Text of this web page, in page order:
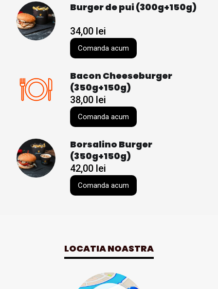
Burger de pui (300g+150g)
34,00 lei
Comanda acum
Bacon Cheeseburger
(350g+150g)
38,00 lei
Comanda acum
Borsalino Burger
(350g+150g)
42,00 lei
Comanda acum
LOCATIA NOASTRA